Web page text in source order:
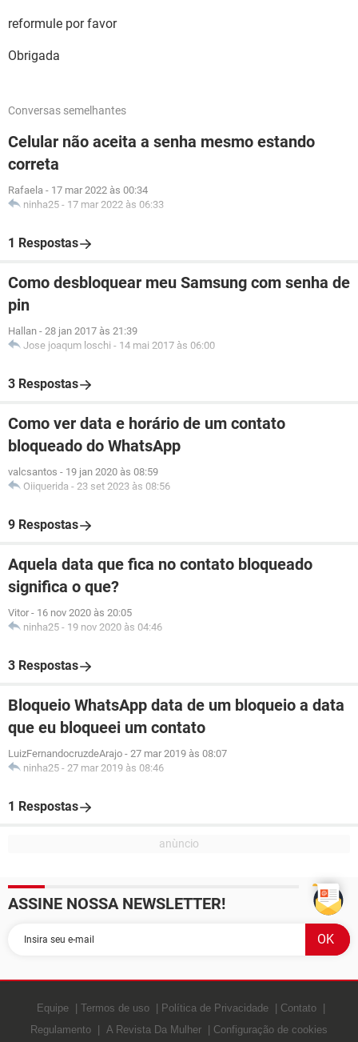
reformule por favor
Obrigada
Conversas semelhantes
Celular não aceita a senha mesmo estando
correta
Rafaela - 17 mar 2022 às 00:34
ninha25 - 17 mar 2022 às 06:33
1 Respostas
Como desbloquear meu Samsung com senha de
pin
Hallan - 28 jan 2017 às 21:39
Jose joaqum loschi - 14 mai 2017 às 06:00
3 Respostas
Como ver data e horário de um contato
bloqueado do WhatsApp
valcsantos - 19 jan 2020 às 08:59
Oiiquerida - 23 set 2023 às 08:56
9 Respostas
Aquela data que fica no contato bloqueado
significa o que?
Vitor - 16 nov 2020 às 20:05
ninha25 - 19 nov 2020 às 04:46
3 Respostas
Bloqueio WhatsApp data de um bloqueio a data
que eu bloqueei um contato
LuizFernandocruzdeArajo - 27 mar 2019 às 08:07
ninha25 - 27 mar 2019 às 08:46
1 Respostas
ASSINE NOSSA NEWSLETTER!
Equipe Termos de uso Política de Privacidade
Contato
Regulamento
A Revista Da Mulher Configuração de cookies